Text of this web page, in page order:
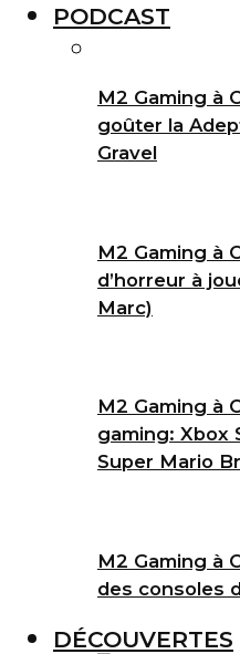
PODCAST
M2 Gaming à
goûter la
Gravel
M2 Gaming à
d’horreur à
Marc)
M2 Gaming à
gaming: Xbox
Super Mario
M2 Gaming à
des consoles
DÉCOUVERTES